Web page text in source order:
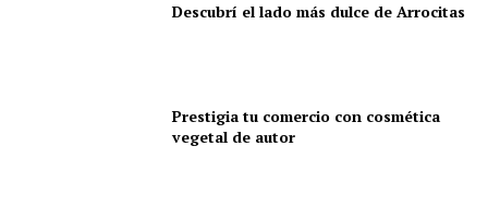
Descubrí el lado más dulce de Arrocitas
Prestigia tu comercio con cosmética
vegetal de autor